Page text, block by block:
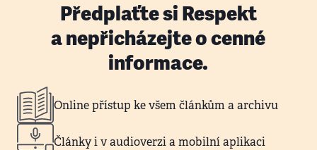
Předplaťte si Respekt
a nepřicházejte o cenné
informace.
Online přístup ke všem článkům a archivu
Články i v audioverzi a mobilní aplikaci